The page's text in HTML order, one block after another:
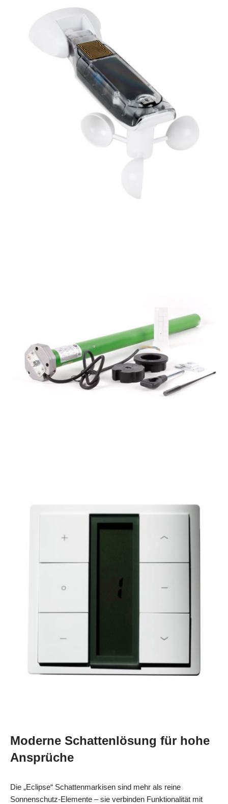
Moderne Schattenlösung für hohe
Ansprüche
Die „Eclipse“ Schattenmarkisen sind mehr als reine
Sonnenschutz‑Elemente – sie verbinden Funktionalität mit